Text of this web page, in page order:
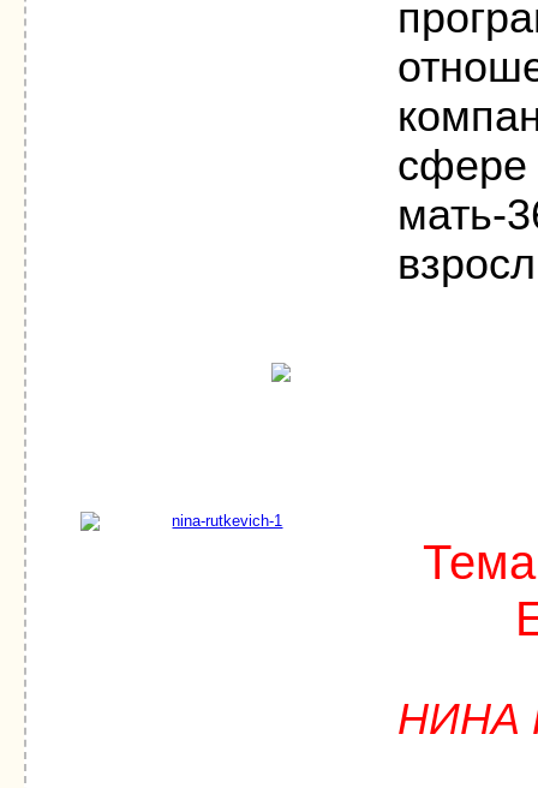
сфере
мать-
НИНА